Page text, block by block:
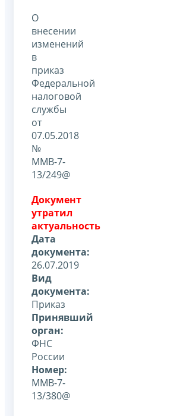
О
внесении
изменений
в
приказ
Федеральной
налоговой
службы
от
07.05.2018
№
ММВ-7-
13/249@
Документ
утратил
актуальность
Дата
документа:
26.07.2019
Вид
документа:
Приказ
Принявший
орган:
ФНС
России
Номер:
ММВ-7-
13/380@